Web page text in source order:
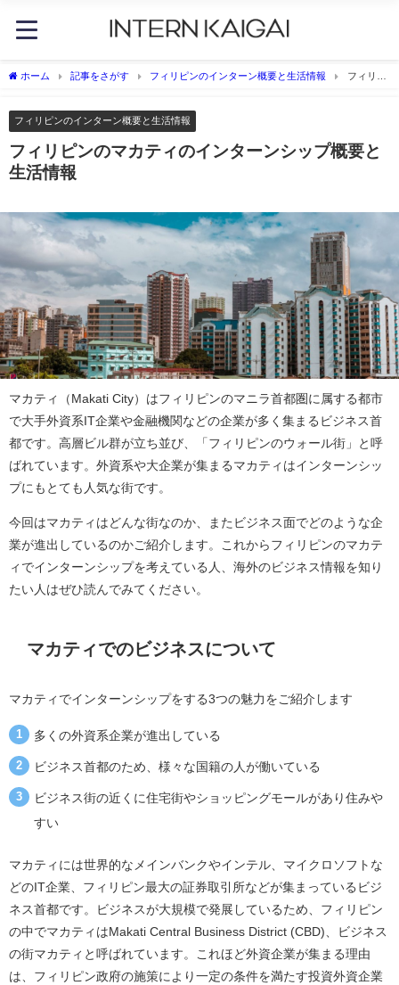
ホーム 記事をさがす フィリピンのインターン概要と生活情報
フィリピ
フィリピンのインターン概要と生活情報
フィリピンのマカティのインターンシップ概要と
生活情報
マカティ（Makati City）はフィリピンのマニラ首都圏に属する都市
で大手外資系IT企業や金融機関などの企業が多く集まるビジネス首
都です。高層ビル群が立ち並び、「フィリピンのウォール街」と呼
ばれています。外資系や大企業が集まるマカティはインターンシッ
プにもとても人気な街です。
今回はマカティはどんな街なのか、またビジネス面でどのような企
業が進出しているのかご紹介します。これからフィリピンのマカテ
ィでインターンシップを考えている人、海外のビジネス情報を知り
たい人はぜひ読んでみてください。
マカティでのビジネスについて
マカティでインターンシップをする3つの魅力をご紹介します
多くの外資系企業が進出している
ビジネス首都のため、様々な国籍の人が働いている
ビジネス街の近くに住宅街やショッピングモールがあり住みや
すい
マカティには世界的なメインバンクやインテル、マイクロソフトな
どのIT企業、フィリピン最大の証券取引所などが集まっているビジ
ネス首都です。ビジネスが大規模で発展しているため、フィリピン
の中でマカティはMakati Central Business District (CBD)、ビジネス
の街マカティと呼ばれています。これほど外資企業が集まる理由
は、フィリピン政府の施策により一定の条件を満たす投資外資企業